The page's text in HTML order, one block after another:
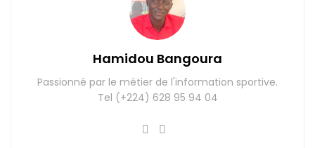
Hamidou Bangoura
Passionné par le métier de l'information sportive.
Tel (+224) 628 95 94 04